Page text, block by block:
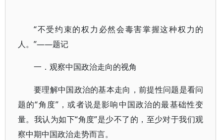
“不受约束的权力必然会毒害掌握这种权力的
人。”——题记
一．观察中国政治走向的视角
要理解中国政治的基本走向，前提性问题是看问
题的“角度”，或者说是影响中国政治的最基础性变
量。我认为如下“角度”是少不了的，至少对于我们观
察中期中国政治走势而言。